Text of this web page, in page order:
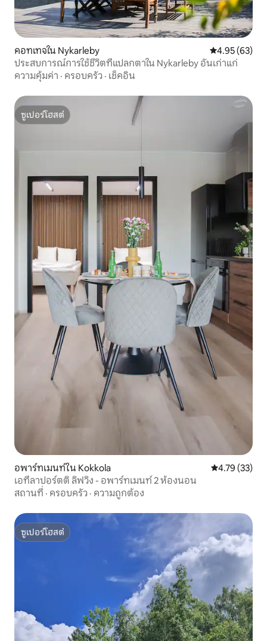
คอทเทจใน Nykarleby คะแนนเฉลี่ย
4.95 (63)
ประสบการณ์การใช้ชีวิตที่แปลกตาใน Nykarleby อันเก่าแก่
ความคุ้มค่า · ครอบครัว · เช็คอิน
ซูเปอร์โฮสต์
ซูเปอร์โฮสต์
อพาร์ทเมนท์ใน Kokkola คะแนนเฉลี่ย
4.79 (33)
เอทีลาปอร์ตติ ลิฟวิง - อพาร์ทเมนท์ 2 ห้องนอน
สถานที่ · ครอบครัว · ความถูกต้อง
ซูเปอร์โฮสต์
ซูเปอร์โฮสต์